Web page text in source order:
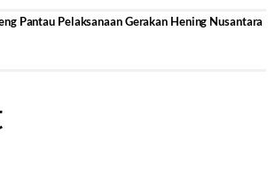
Pantau Pelaksanaan Gerakan Hening Nusantara